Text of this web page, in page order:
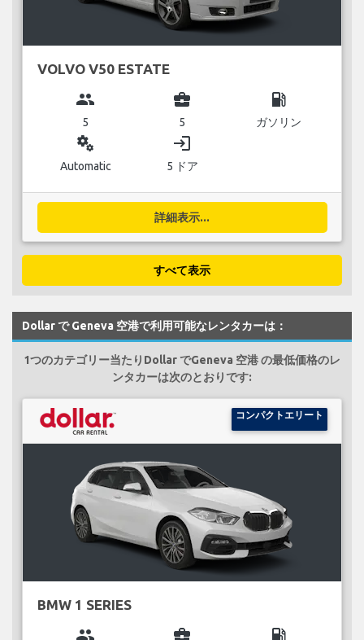
VOLVO V50 ESTATE
group
5
business_center
5
local_gas_station
ガソリン
miscellaneous_services
Automatic
login
5 ドア
詳細表示...
すべて表示
Dollar で Geneva 空港で利用可能なレンタカーは：
1つのカテゴリー当たりDollar でGeneva 空港 の最低価格のレ
ンタカーは次のとおりです:
コンパクトエリート
BMW 1 SERIES
group business_center local_gas_station